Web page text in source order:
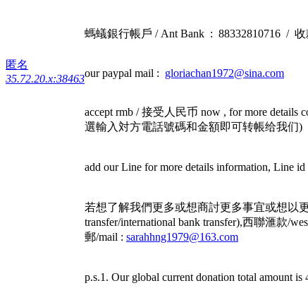
匿名
35.72.20.x:38463
螞蟻銀行帳戶 / Ant Bank : 88332810716 /
our paypal mail : gloriachan1972@sina.com
accept rmb / 接受人民币 now , for more
選輸入対方電話號碼和金額即可转帳给我们)
add our Line for more details information, Line
若想了解我們更多或想商討更多事宜或想以
transfer/international bank transfer),西聯滙款/
郵/mail : sarahhng1979@163.com
p.s.1. Our global current donation total amount